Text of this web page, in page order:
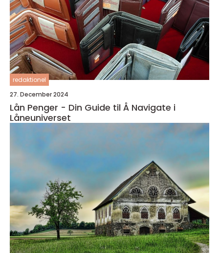
redaktionel
27. December 2024
Lån Penger - Din Guide til Å Navigate i
Låneuniverset